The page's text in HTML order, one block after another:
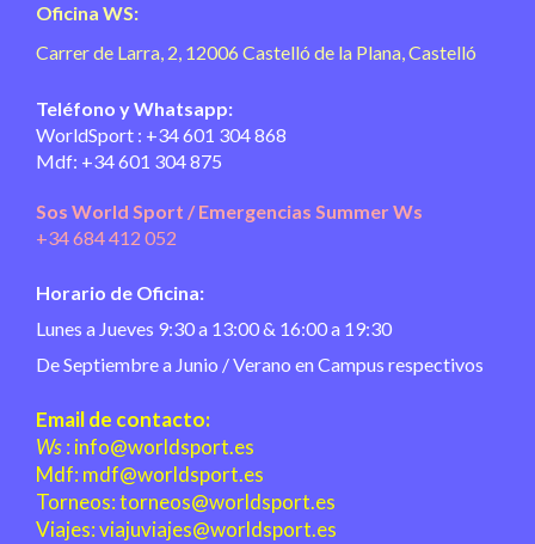
Oficina WS:
Carrer de Larra, 2, 12006 Castelló de la Plana, Castelló
Teléfono y Whatsapp:
WorldSport : +34 601 304 868
Mdf: +34 601 304 875
Sos World Sport / Emergencias Summer Ws
‎+34 684 412 052
Horario de Oficina:
Lunes a Jueves 9:30 a 13:00 & 16:00 a 19:30
De Septiembre a Junio / Verano en Campus respectivos
Email de contacto:
Ws:info@worldsport.es
Mdf:mdf@worldsport.es
Torneos:torneos@worldsport.es
Viajes:viajuviajes@worldsport.es